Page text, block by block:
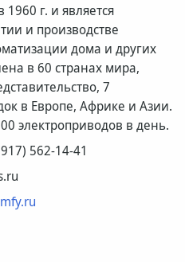
г. и является
и производстве
дома и других
в 60 странах мира,
7
в Европе, Африке и Азии.
электроприводов в день.
562-14-41